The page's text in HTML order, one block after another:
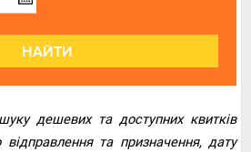
НАЙТИ
дешевих та доступних квитків
відправлення та призначення, дату